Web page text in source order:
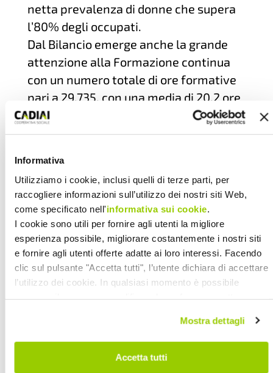
Informativa
Utilizziamo i cookie, inclusi quelli di terze parti, per
raccogliere informazioni sull’utilizzo dei nostri siti Web,
come specificato nell'informativa sui cookie
I cookie sono utili per fornire agli utenti la migliore
esperienza possibile, migliorare costantemente i nostri siti
e fornire agli utenti offerte adatte ai loro interessi. Facendo
clic sul pulsante "Accetta tutti", l’utente dichiara di accettare
l’utilizzo dei cookie. In qualsiasi momento è possibile
su "Scopri di più e personalizza". Chiudendo questa
informativa con l’apposito tasto in alto a destra continui
Mostra dettagli
Accetta tutti
netta prevalenza di donne che supera
l’80% degli occupati.
Dal Bilancio emerge anche la grande
attenzione alla Formazione continua
con un numero totale di ore formative
pari a 29.735, con una media di 20,2 ore
pro capite.
In aumento, inoltre, il numero dei soci
che raggiunge quasi quota 1000 (+ 2%),
di cui il 72,4% è rappresentato da
dipendenti della Cooperativa.
Dal punto di vista dell’utenza, la
Cooperativa CADIAI nel 2017 ha
coinvolto 12.233 utenti, divisi nei vari
servizi dedicati a minori, anziani, adulti,
disabili e bambini.
Siamo molto soddisfatti del risultato
raggiunto – afferma Franca
Guglielmetti, Presidente CADIAI -.